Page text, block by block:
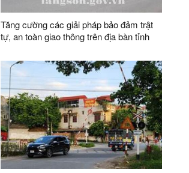
Tăng cường các giải pháp bảo đảm trật
tự, an toàn giao thông trên địa bàn tỉnh